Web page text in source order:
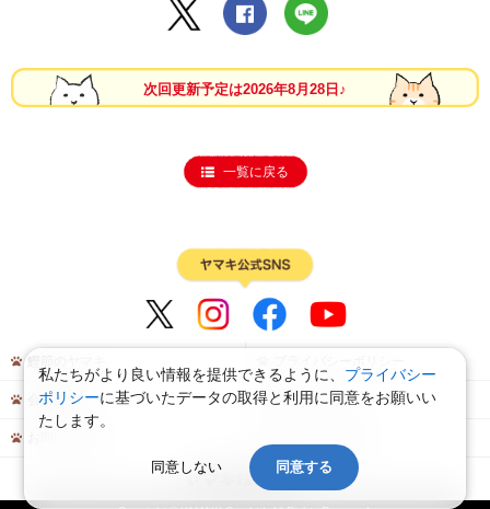
次回更新予定は2026年8月28日♪
一覧に戻る
会員規約 サイトマップ
私たちがより良い情報を提供できるように、 プライバシー
ポリシーに基づいたデータの取得と利用に同意をお願いい
たします。
同意しない 同意する